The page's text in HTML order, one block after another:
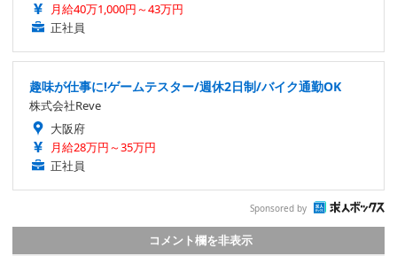
月給40万1,000円～43万円
正社員
趣味が仕事に!ゲームテスター/週休2日制/バイク通勤OK
株式会社Reve
大阪府
月給28万円～35万円
正社員
Sponsored by
コメント欄を非表示